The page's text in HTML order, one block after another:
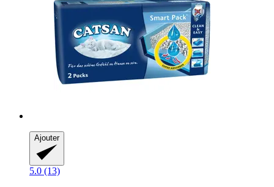
Ajouter
5.0 (13)